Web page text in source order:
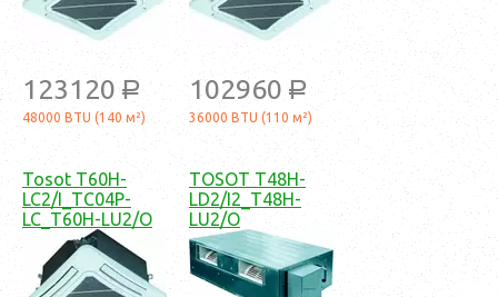
123120 a
48000 BTU (140 м²)
102960 a
36000 BTU (110 м²)
Tosot T60H-
LC2/I_TC04P-
LC_T60H-LU2/O
TOSOT T48H-
LD2/I2_T48H-
LU2/O